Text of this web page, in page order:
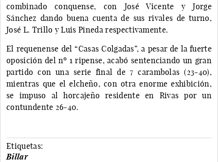
combinado conquense, con José Vicente y Jorge
Sánchez dando buena cuenta de sus rivales de turno,
José L. Trillo y Luis Pineda respectivamente.
El requenense del “Casas Colgadas”, a pesar de la fuerte
oposición del nº 1 ripense, acabó sentenciando un gran
partido con una serie final de 7 carambolas (23-40),
mientras que el elcheño, con otra enorme exhibición,
se impuso al horcajeño residente en Rivas por un
contundente 26-40.
Etiquetas:
Billar